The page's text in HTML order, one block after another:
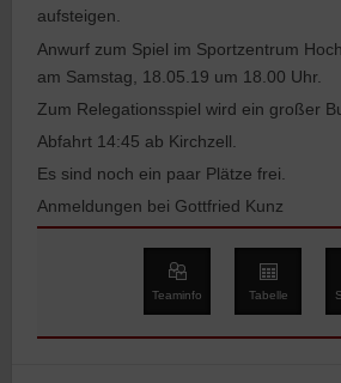
aufsteigen.
Anwurf zum Spiel im Sportzentrum
am Samstag, 18.05.19 um 18.00 Uhr.
Zum Relegationsspiel wird ein großer
Abfahrt 14:45 ab Kirchzell.
Es sind noch ein paar Plätze frei.
Anmeldungen bei Gottfried Kunz
Teaminfo Tabelle